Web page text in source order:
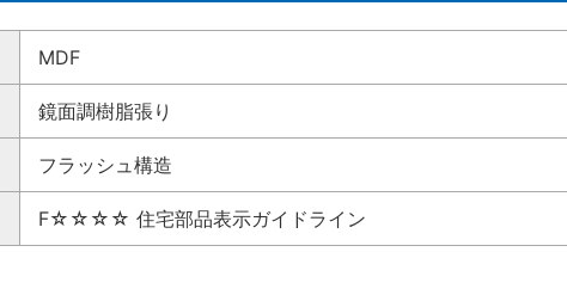
MDF
鏡面調樹脂張り
フラッシュ構造
F☆☆☆☆ 住宅部品表示ガイドライン